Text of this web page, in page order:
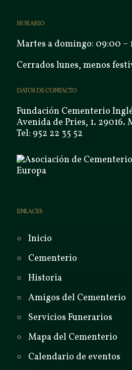
HORARIO
Martes a domingo: 09:00 –
Cerrados lunes, menos
DATOS DE CONTACTO
Fundación Cementerio
Avenida de Pries, 1. 29016.
Tel: 952 22 35 52
ENLACES
Inicio
Cementerio
Historia
Amigos del Cementerio
Servicios Funerarios
Mapa del Cementerio
Calendario de eventos